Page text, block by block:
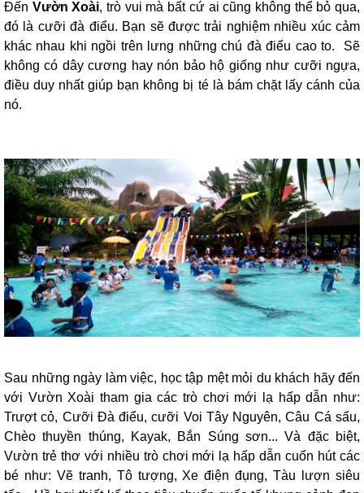
Đến Vườn Xoài, trò vui mà bất cứ ai cũng không thể bỏ qua,
đó là cưỡi đà điểu. Bạn sẽ được trải nghiệm nhiều xúc cảm
khác nhau khi ngồi trên lưng những chú đà điểu cao to. Sẽ
không có dây cương hay nón bảo hộ giống như cưỡi ngựa,
điều duy nhất giúp bạn không bị té là bám chặt lấy cánh của
nó.
Sau những ngày làm việc, học tập mệt mỏi du khách hãy đến
với Vườn Xoài tham gia các trò chơi mới lạ hấp dẫn như:
Trượt cỏ, Cưỡi Đà điểu, cưỡi Voi Tây Nguyên, Câu Cá sấu,
Chèo thuyền thúng, Kayak, Bắn Súng sơn... Và đặc biệt,
Vườn trẻ thơ với nhiều trò chơi mới lạ hấp dẫn cuốn hút các
bé như: Vẽ tranh, Tô tượng, Xe điện đụng, Tàu lượn siêu